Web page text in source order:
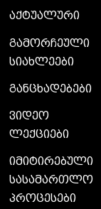
აქტუალური
გამორჩეული
სიახლეები
განცხადებები
ვიდეო
ლექციები
იმიტირებული
სასამართლო
პროცესები